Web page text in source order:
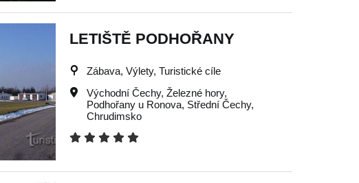
LETIŠTĚ PODHOŘANY
Zábava, Výlety, Turistické cíle
Východní Čechy, Železné hory,
Podhořany u Ronova, Střední Čechy,
Chrudimsko